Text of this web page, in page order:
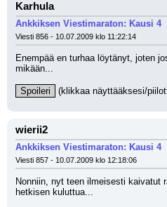
Karhula
Ankkiksen Viestimaraton: Kausi 4
Viesti 856 - 10.07.2009 klo 11:22:14
Enempää en turhaa löytänyt, joten
mikään...
Spoileri (klikkaa näyttääksesi/
wierii2
Ankkiksen Viestimaraton: Kausi 4
Viesti 857 - 10.07.2009 klo 12:18:06
Nonniin, nyt teen ilmeisesti kaivatut
hetkisen kuluttua...